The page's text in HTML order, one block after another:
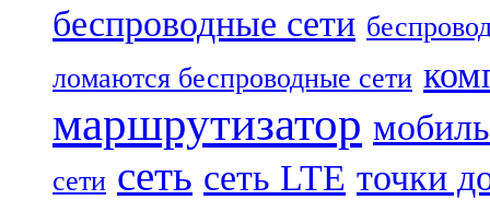
беспроводные сети
ломаются беспроводные сети
маршрутизатор
сети сеть сеть LTE точки